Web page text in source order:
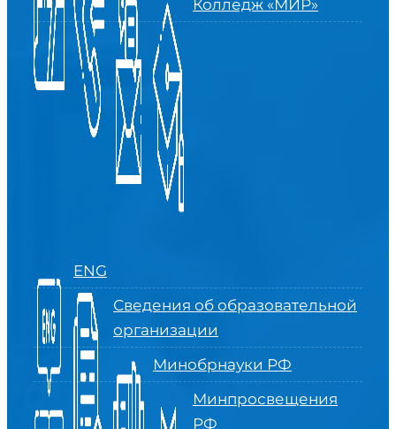
Колледж «МИР»
ENG
Сведения об образовательной
организации
Минобрнауки РФ
Минпросвещения
РФ